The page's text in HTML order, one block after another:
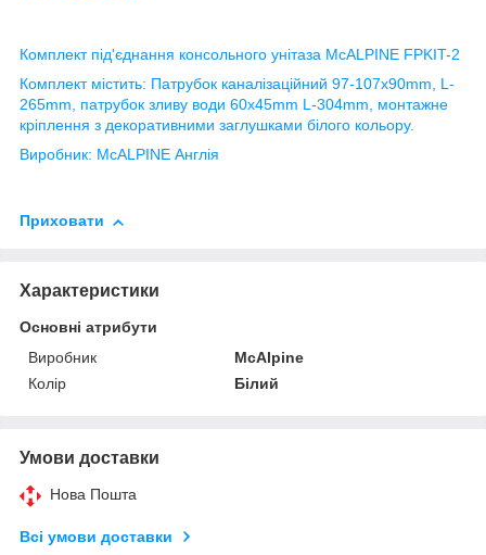
Комплект під'єднання консольного унітаза McALPINE FPKIT-2
Комплект містить: Патрубок каналізаційний 97-107x90mm, L-
265mm, патрубок зливу води 60x45mm L-304mm, монтажне
кріплення з декоративними заглушками білого кольору.
Виробник: McALPINE Англія
Приховати
Характеристики
Основні атрибути
Виробник
McAlpine
Колір
Білий
Умови доставки
Нова Пошта
Всі умови доставки